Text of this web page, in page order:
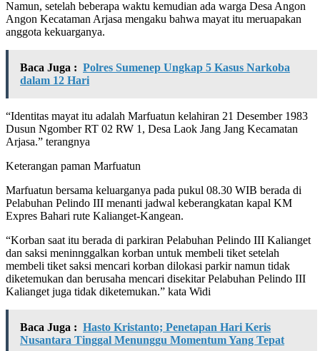
Namun, setelah beberapa waktu kemudian ada warga Desa Angon
Angon Kecataman Arjasa mengaku bahwa mayat itu meruapakan
anggota kekuarganya.
Baca Juga : Polres Sumenep Ungkap 5 Kasus Narkoba
dalam 12 Hari
“Identitas mayat itu adalah Marfuatun kelahiran 21 Desember 1983
Dusun Ngomber RT 02 RW 1, Desa Laok Jang Jang Kecamatan
Arjasa.” terangnya
Keterangan paman Marfuatun
Marfuatun bersama keluarganya pada pukul 08.30 WIB berada di
Pelabuhan Pelindo III menanti jadwal keberangkatan kapal KM
Expres Bahari rute Kalianget-Kangean.
“Korban saat itu berada di parkiran Pelabuhan Pelindo III Kalianget
dan saksi meninnggalkan korban untuk membeli tiket setelah
membeli tiket saksi mencari korban dilokasi parkir namun tidak
diketemukan dan berusaha mencari disekitar Pelabuhan Pelindo III
Kalianget juga tidak diketemukan.” kata Widi
Baca Juga : Hasto Kristanto; Penetapan Hari Keris
Nusantara Tinggal Menunggu Momentum Yang Tepat